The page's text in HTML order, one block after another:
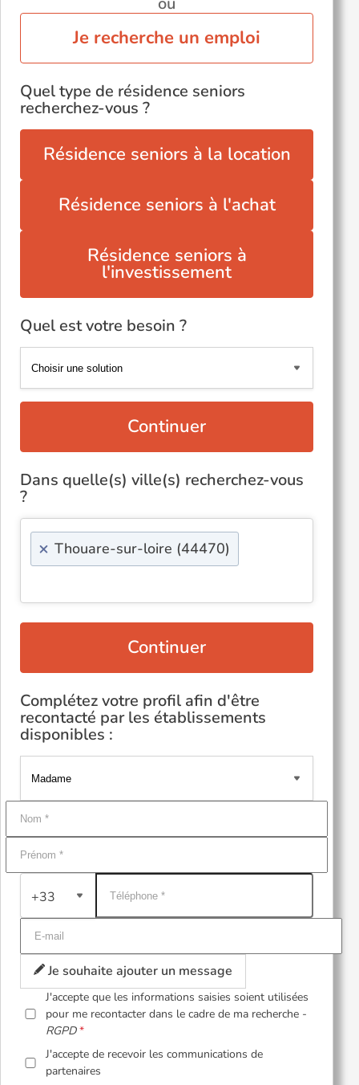
Je recherche un emploi
Quel type de résidence seniors
recherchez-vous ?
Résidence seniors à la location
Résidence seniors à l'achat
Résidence seniors à
l'investissement
Quel est votre besoin ?
Continuer
Dans quelle(s) ville(s) recherchez-vous
?
× Thouare-sur-loire (44470)
Continuer
Complétez votre profil afin d'être
recontacté par les établissements
disponibles :
+33
Je souhaite ajouter un message
J'accepte que les informations saisies soient utilisées
pour me recontacter dans le cadre de ma recherche -
RGPD
J'accepte de recevoir les communications de
partenaires